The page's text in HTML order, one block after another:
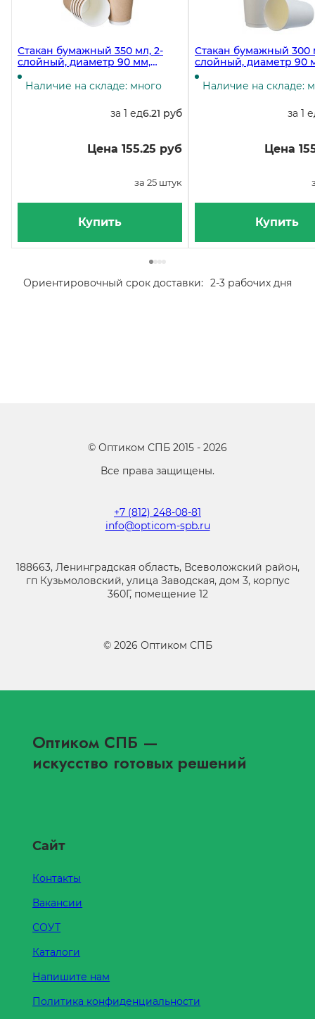
Стакан бумажный 350 мл, 2-
слойный, диаметр 90 мм,
полный объем 420 мл, крафт,
25 штук
Наличие на складе: много
за 1 ед6.21 руб
Цена 155.25 руб
за 25 штук
Купить
Стакан бумажный 300
слойный, диаметр 90
полный объем 430 мл,
25 штук
Наличие на складе:
за 1
Цена
Купить
Ориентировочный срок доставки: 2-3 рабочих дня
© Оптиком СПБ 2015 - 2026
Все права защищены.
+7 (812) 248-08-81
info@opticom-spb.ru
188663, Ленинградская область, Всеволожский район,
гп Кузьмоловский, улица Заводская, дом 3, корпус
360Г, помещение 12
© 2026 Оптиком СПБ
Оптиком СПБ —
искусство готовых решений
Сайт
Контакты
Вакансии
СОУТ
Каталоги
Напишите нам
Политика конфиденциальности